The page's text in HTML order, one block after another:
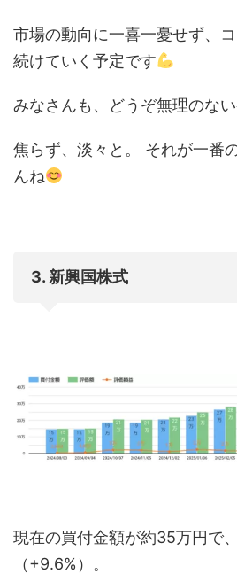
市場の動向に一喜一憂せず、
続けていく予定です
みなさんも、どうぞ無理のない
焦らず、淡々と。 それが一番
んね
3. 新興国株式
現在の買付金額が約35万円で
（+9.6%）。